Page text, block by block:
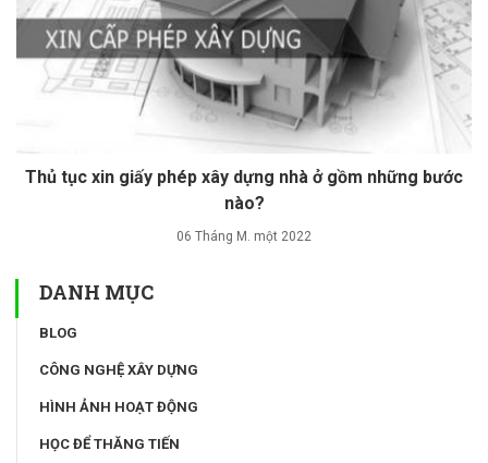
Thủ tục xin giấy phép xây dựng nhà ở gồm những bước
nào?
06 Tháng M. một 2022
DANH MỤC
BLOG
CÔNG NGHỆ XÂY DỰNG
HÌNH ẢNH HOẠT ĐỘNG
HỌC ĐỂ THĂNG TIẾN